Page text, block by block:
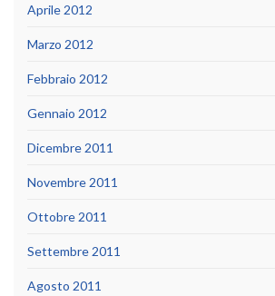
Aprile 2012
Marzo 2012
Febbraio 2012
Gennaio 2012
Dicembre 2011
Novembre 2011
Ottobre 2011
Settembre 2011
Agosto 2011